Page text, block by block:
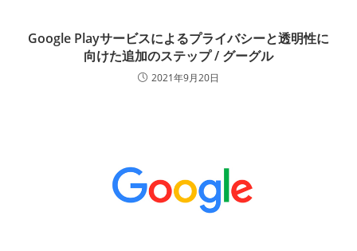
Google Playサービスによるプライバシーと透明性に
向けた追加のステップ / グーグル
2021年9月20日